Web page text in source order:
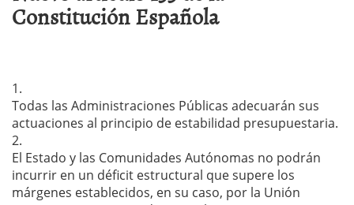
Constitución Española
1.
Todas las Administraciones Públicas adecuarán sus
actuaciones al principio de estabilidad presupuestaria.
2.
El Estado y las Comunidades Autónomas no podrán
incurrir en un déficit estructural que supere los
márgenes establecidos, en su caso, por la Unión